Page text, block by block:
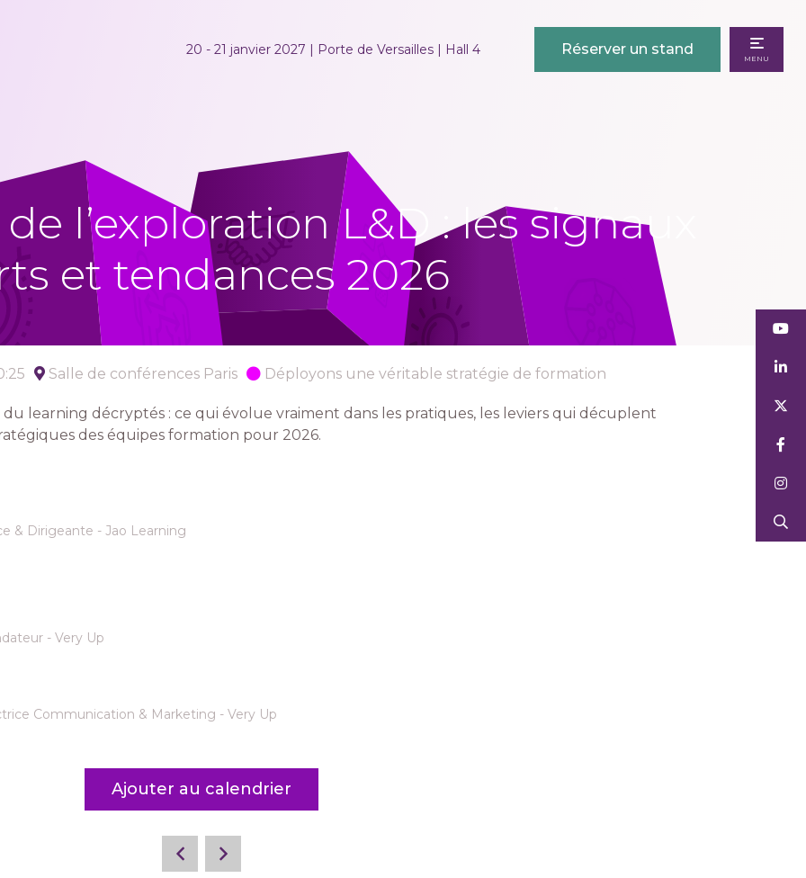
20 - 21 janvier 2027 | Porte de Versailles | Hall 4 Réserver un stand
MENU
l’exploration L&D : les signaux
et tendances 2026
Salle de conférences Paris Déployons une véritable stratégie de formation
du learning décryptés : ce qui évolue vraiment dans les pratiques, les leviers qui décuplent
des équipes formation pour 2026.
& Dirigeante - Jao Learning
- Very Up
Communication & Marketing - Very Up
Ajouter au calendrier